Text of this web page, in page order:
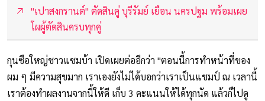
"เปาสงกรานต์" ตัดสินคู่ บุรีรัมย์ เยือน นครปฐม พร้อมเผย
โผผู้ตัดสินครบทุกคู่
กุนซือใหญ่ชาวแซมบ้า เปิดเผยต่ออีกว่า "ตอนนี้การทำหน้าที่ของ
ผม ๆ มีความสุขมาก เราเองยังไม่ได้บอกว่าเราเป็นแชมป์ ณ เวลานี้
เราต้องทำผลงานจากนี้ให้ดี เก็บ 3 คะแนนให้ได้ทุกนัด แล้วก็ไปดู